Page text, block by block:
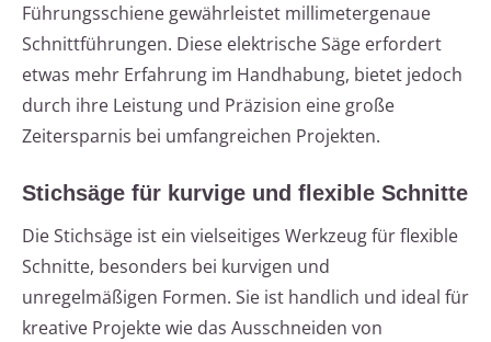
Führungsschiene gewährleistet millimetergenaue
Schnittführungen. Diese elektrische Säge erfordert
etwas mehr Erfahrung im Handhabung, bietet jedoch
durch ihre Leistung und Präzision eine große
Zeitersparnis bei umfangreichen Projekten.
Stichsäge für kurvige und flexible Schnitte
Die Stichsäge ist ein vielseitiges Werkzeug für flexible
Schnitte, besonders bei kurvigen und
unregelmäßigen Formen. Sie ist handlich und ideal für
kreative Projekte wie das Ausschneiden von